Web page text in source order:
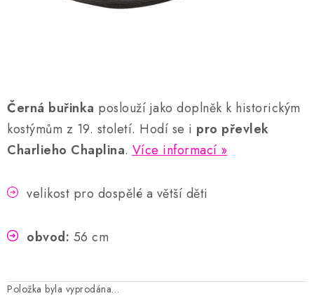
Obchodní podmínky
Podmínky ochrany osobních údajů
Černá buřinka poslouží jako doplněk k historickým
kostýmům z 19. století. Hodí se i pro převlek
Charlieho Chaplina. Více informací
velikost pro dospělé a větší děti
obvod: 56 cm
Položka byla vyprodána…